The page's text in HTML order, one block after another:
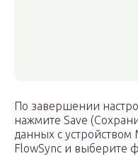
По завершении
нажмите Save
данных с устройством
FlowSync и выберите